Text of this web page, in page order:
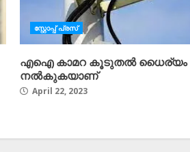
സ്റ്റോപ്പ്‌ പ്രസ്‌
എഐ കാമറ കൂടുതൽ ധൈര്യം
നൽകുകയാണ്
April 22, 2023